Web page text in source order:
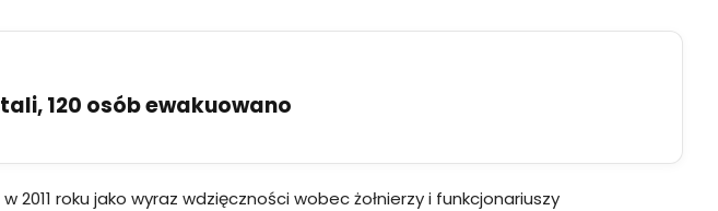
120 osób ewakuowano
roku jako wyraz wdzięczności wobec żołnierzy i funkcjonariuszy